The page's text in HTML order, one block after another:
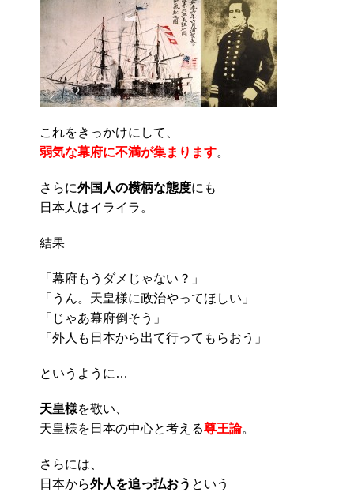
これをきっかけにして、
弱気な幕府に不満が集まります。
さらに外国人の横柄な態度にも
日本人はイライラ。
結果
「幕府もうダメじゃない？」
「うん。天皇様に政治やってほしい」
「じゃあ幕府倒そう」
「外人も日本から出て行ってもらおう」
というように…
天皇様を敬い、
天皇様を日本の中心と考える尊王論。
さらには、
日本から外人を追っ払おう という